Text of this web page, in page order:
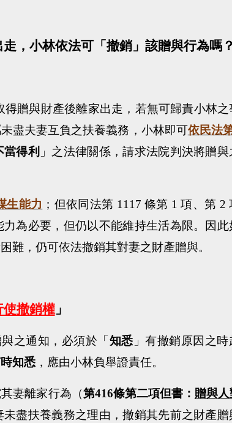
，小林依法可「撤銷」該贈與行為嗎？
得贈與財產後離家出走，若無可歸責小林之
盡夫妻互負之扶養義務，小林即可依民法
當得利 」之法律關係，請求法院判決將贈
生能力 ；但依同法第 1117 條第 1項、第 2
為必要，但仍以不能維持生活為限。因此
難，仍可依法撤銷其對妻之財產贈與。
使撤銷權」
之通知，必須於「 知悉 」有撤銷原因之時
知悉 ，應由小林負舉證責任。
妻離家行為（第416條第二項但書： 贈與人
盡扶養義務之理由，撤銷其先前之財產贈